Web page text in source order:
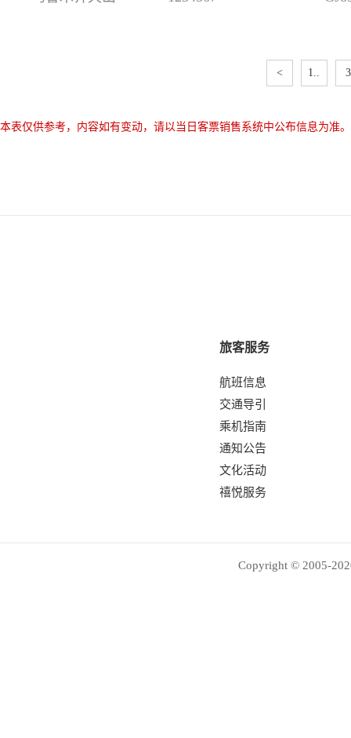
< 1.. 3
本表仅供参考，内容如有变动，请以当日客票销售系统中公布信息为准
旅客服务
航班信息
交通导引
乘机指南
通知公告
文化活动
禧悦服务
Copyright © 2005-